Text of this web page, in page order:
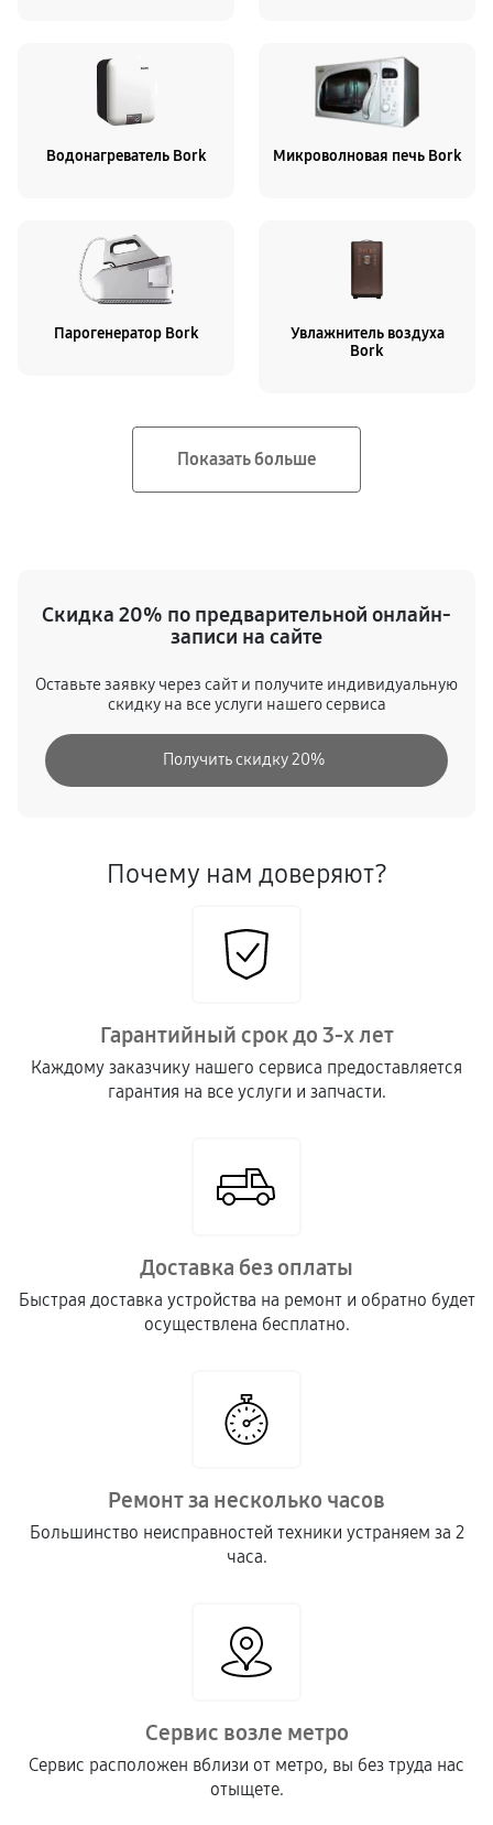
Водонагреватель Bork Микроволновая печь Bork
Парогенератор Bork
Увлажнитель воздуха
Bork
Скидка 20% по предварительной онлайн-
записи на сайте
Оставьте заявку через сайт и получите индивидуальную
скидку на все услуги нашего сервиса
Получить скидку 20%
Почему нам доверяют?
Гарантийный срок до 3-х лет
Каждому заказчику нашего сервиса предоставляется
гарантия на все услуги и запчасти.
Доставка без оплаты
Быстрая доставка устройства на ремонт и обратно будет
осуществлена бесплатно.
Ремонт за несколько часов
Большинство неисправностей техники устраняем за 2
часа.
Сервис возле метро
Сервис расположен вблизи от метро, вы без труда нас
отыщете.